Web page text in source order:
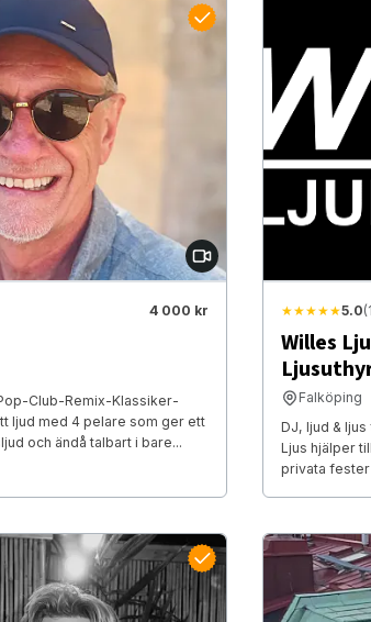
4 000 kr
Club-Remix-Klassiker-
ljud med 4 pelare som ger ett
och ändå talbart i bare...
★★★★★5.0
Willes
Falköping
DJ, ljud &
Ljus hjälper
privata